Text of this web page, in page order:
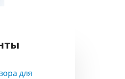
для